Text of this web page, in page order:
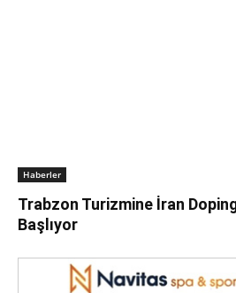
Haberler
Trabzon Turizmine İran
Başlıyor